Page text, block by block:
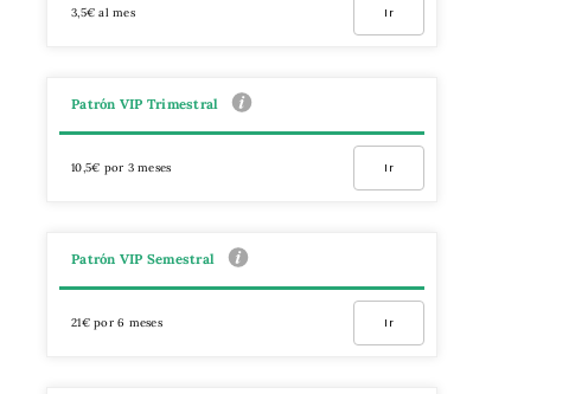
3,5€ al mes Ir
Patrón VIP Trimestral
10,5€ por 3 meses Ir
Patrón VIP Semestral
21€ por 6 meses Ir